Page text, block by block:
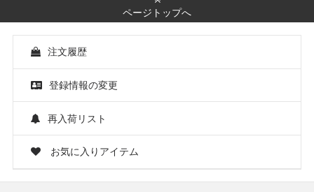
ページトップへ
注文履歴
登録情報の変更
再入荷リスト
お気に入りアイテム